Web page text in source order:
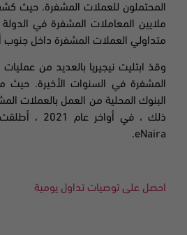
المحتملون للعملات المشفرة. حيث
ملايين المعاملات المشفرة في
متداولي العملات المشفرة داخل جنوب
وقذ ابتليت نيجيريا بالعديد من عمليات
المشفرة في السنوات الأخيرة. حيث
ذلك ، في أواخر عام 2021 ، أطلقت الدولة عملتها الرقمية،
eNaira.
احصل على توصيات تداول يومية